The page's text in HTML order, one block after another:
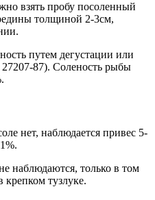
взять пробу посоленный
толщиной 2-3см,
путем дегустации или
87). Соленость рыбы
нет, наблюдается привес 5-
наблюдаются, только в том
крепком тузлуке.